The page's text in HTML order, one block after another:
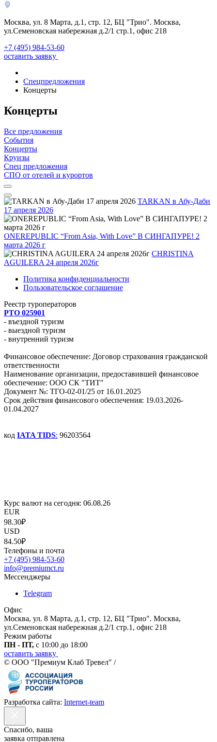
Москва, ул. 8 Марта, д.1, стр. 12, БЦ "Трио". Москва,
ул.Семеновская набережная д.2/1 стр.1, офис 218
+7 (495) 984-53-60
оставить заявку
Спецпредложения
Концерты
Концерты
Все предложения
События
Концерты
Круизы
Спец предложения
СПО от отелей и курортов
TARKAN в Абу-Даби
17 апреля 2026
ONEREPUBLIC “From Asia, With Love” В СИНГАПУРЕ! 2
марта 2026 г
CHRISTINA
AGUILERA 24 апреля 2026г
Политика конфиденциальности
Пользовательское соглашение
Реестр туроператоров
РТО 025901
- въездной туризм
- выездной туризм
- внутренний туризм
Финансовое обеспечение: Договор страхования гражданской
ответственности
Наименование организации, предоставившей финансовое
обеспечение: ООО СК "ТИТ"
Документ №: ТГО-02-01/25 от 16.01.2025
Срок действия финансового обеспечения: 19.03.2026-
01.04.2027
код IATA TIDS: 96203564
Курс валют на сегодня: 06.08.26
EUR
98.30₽
USD
84.50₽
Телефоны и почта
+7 (495) 984-53-60
info@premiumct.ru
Мессенджеры
Telegram
Офис
Москва, ул. 8 Марта, д.1, стр. 12, БЦ "Трио". Москва,
ул.Семеновская набережная д.2/1 стр.1, офис 218
Режим работы
ПН - ПТ, с 10:00 до 18:00
оставить заявку
© ООО "Премиум Клаб Тревел" /
Разработка сайта: Internet-team
Спасибо, ваша
заявка отправлена